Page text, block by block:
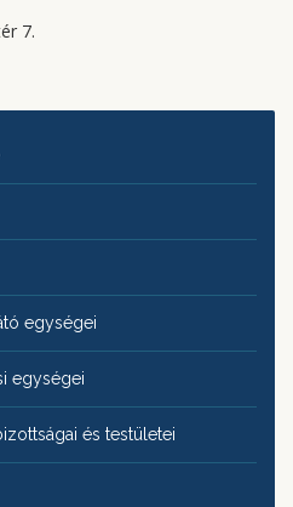
7.
egységei
egységei
és testületei